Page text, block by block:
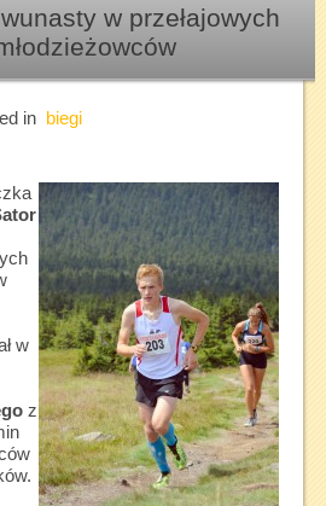
w przełajowych
in biegi
w
z